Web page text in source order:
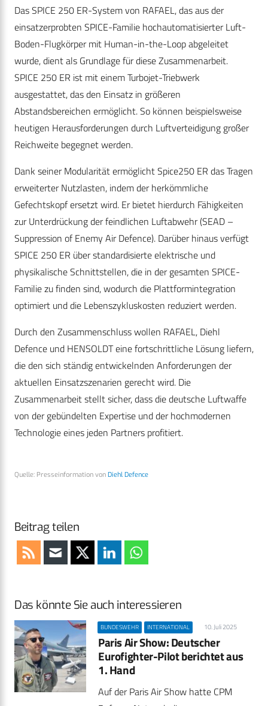
Das SPICE 250 ER-System von RAFAEL, das aus der
einsatzerprobten SPICE-Familie hochautomatisierter Luft-
Boden-Flugkörper mit Human-in-the-Loop abgeleitet
wurde, dient als Grundlage für diese Zusammenarbeit.
SPICE 250 ER ist mit einem Turbojet-Triebwerk
ausgestattet, das den Einsatz in größeren
Abstandsbereichen ermöglicht. So können beispielsweise
heutigen Herausforderungen durch Luftverteidigung großer
Reichweite begegnet werden.
Dank seiner Modularität ermöglicht Spice250 ER das Tragen
erweiterter Nutzlasten, indem der herkömmliche
Gefechtskopf ersetzt wird. Er bietet hierdurch Fähigkeiten
zur Unterdrückung der feindlichen Luftabwehr (SEAD –
Suppression of Enemy Air Defence). Darüber hinaus verfügt
SPICE 250 ER über standardisierte elektrische und
physikalische Schnittstellen, die in der gesamten SPICE-
Familie zu finden sind, wodurch die Plattformintegration
optimiert und die Lebenszykluskosten reduziert werden.
Durch den Zusammenschluss wollen RAFAEL, Diehl
Defence und HENSOLDT eine fortschrittliche Lösung liefern,
die den sich ständig entwickelnden Anforderungen der
aktuellen Einsatzszenarien gerecht wird. Die
Zusammenarbeit stellt sicher, dass die deutsche Luftwaffe
von der gebündelten Expertise und der hochmodernen
Technologie eines jeden Partners profitiert.
Quelle: Presseinformation von Diehl Defence
Beitrag teilen
Das könnte Sie auch interessieren
BUNDESWEHR INTERNATIONAL 10. Juli 2025
Paris Air Show: Deutscher
Eurofighter-Pilot berichtet aus
1. Hand
Auf der Paris Air Show hatte CPM